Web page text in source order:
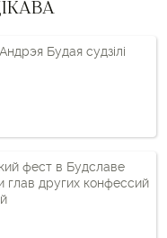
Будая судзілі
фест в Будславе
глав других конфессий